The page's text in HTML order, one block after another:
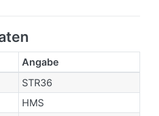
Angabe
STR36
HMS